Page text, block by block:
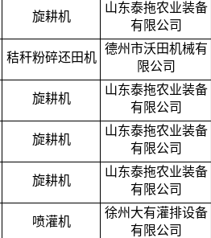
旋耕机
山东泰拖农业装备
有限公司
秸秆粉碎还田机
德州市沃田机械有
限公司
旋耕机
山东泰拖农业装备
有限公司
旋耕机
山东泰拖农业装备
有限公司
旋耕机
山东泰拖农业装备
有限公司
喷灌机
徐州大有灌排设备
有限公司